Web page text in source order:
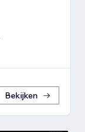
Bekijken